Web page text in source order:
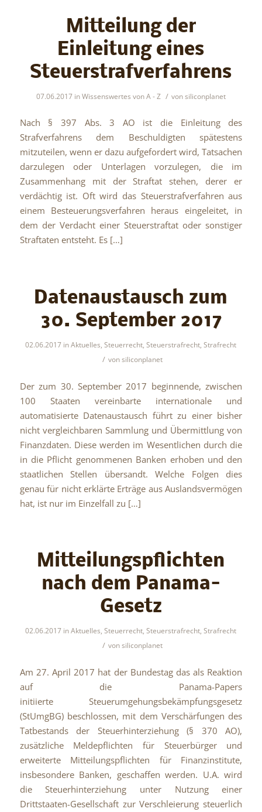
Mitteilung der
Einleitung eines
Steuerstrafverfahrens
07.06.2017 inWissenswertes von A - Z / vonsiliconplanet
Nach § 397 Abs. 3 AO ist die Einleitung des
Strafverfahrens dem Beschuldigten spätestens
mitzuteilen, wenn er dazu aufgefordert wird, Tatsachen
darzulegen oder Unterlagen vorzulegen, die im
Zusammenhang mit der Straftat stehen, derer er
verdächtig ist. Oft wird das Steuerstrafverfahren aus
einem Besteuerungsverfahren heraus eingeleitet, in
dem der Verdacht einer Steuerstraftat oder sonstiger
Straftaten entsteht. Es […]
Datenaustausch zum
30. September 2017
02.06.2017 inAktuelles,Steuerrecht,Steuerstrafrecht,Strafrecht
/ vonsiliconplanet
Der zum 30. September 2017 beginnende, zwischen
100 Staaten vereinbarte internationale und
automatisierte Datenaustausch führt zu einer bisher
nicht vergleichbaren Sammlung und Übermittlung von
Finanzdaten. Diese werden im Wesentlichen durch die
in die Pflicht genommenen Banken erhoben und den
staatlichen Stellen übersandt. Welche Folgen dies
genau für nicht erklärte Erträge aus Auslandsvermögen
hat, ist nur im Einzelfall zu […]
Mitteilungspflichten
nach dem Panama-
Gesetz
02.06.2017 inAktuelles,Steuerrecht,Steuerstrafrecht,Strafrecht
/ vonsiliconplanet
Am 27. April 2017 hat der Bundestag das als Reaktion
auf die Panama-Papers
initiierte Steuerumgehungsbekämpfungsgesetz
(StUmgBG) beschlossen, mit dem Verschärfungen des
Tatbestands der Steuerhinterziehung (§ 370 AO),
zusätzliche Meldepflichten für Steuerbürger und
erweiterte Mitteilungspflichten für Finanzinstitute,
insbesondere Banken, geschaffen werden. U.A. wird
die Steuerhinterziehung unter Nutzung einer
Drittstaaten-Gesellschaft zur Verschleierung steuerlich